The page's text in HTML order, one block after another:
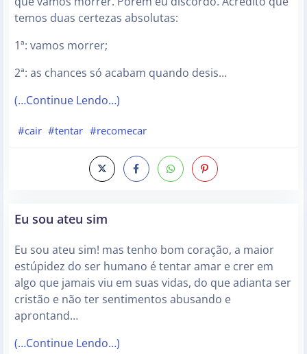
temos duas certezas absolutas:
1ª: vamos morrer;
2ª: as chances só acabam quando desis…
(…Continue Lendo…)
#cair #tentar #recomecar
Eu sou ateu sim
Eu sou ateu sim! mas tenho bom coração, a maior
estúpidez do ser humano é tentar amar e crer em
algo que jamais viu em suas vidas, do que adianta ser
cristão e não ter sentimentos abusando e
aprontand…
(…Continue Lendo…)